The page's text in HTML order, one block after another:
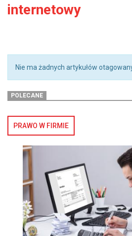
internetowy
Nie ma żadnych artykułów
POLECANE
PRAWO W FIRMIE